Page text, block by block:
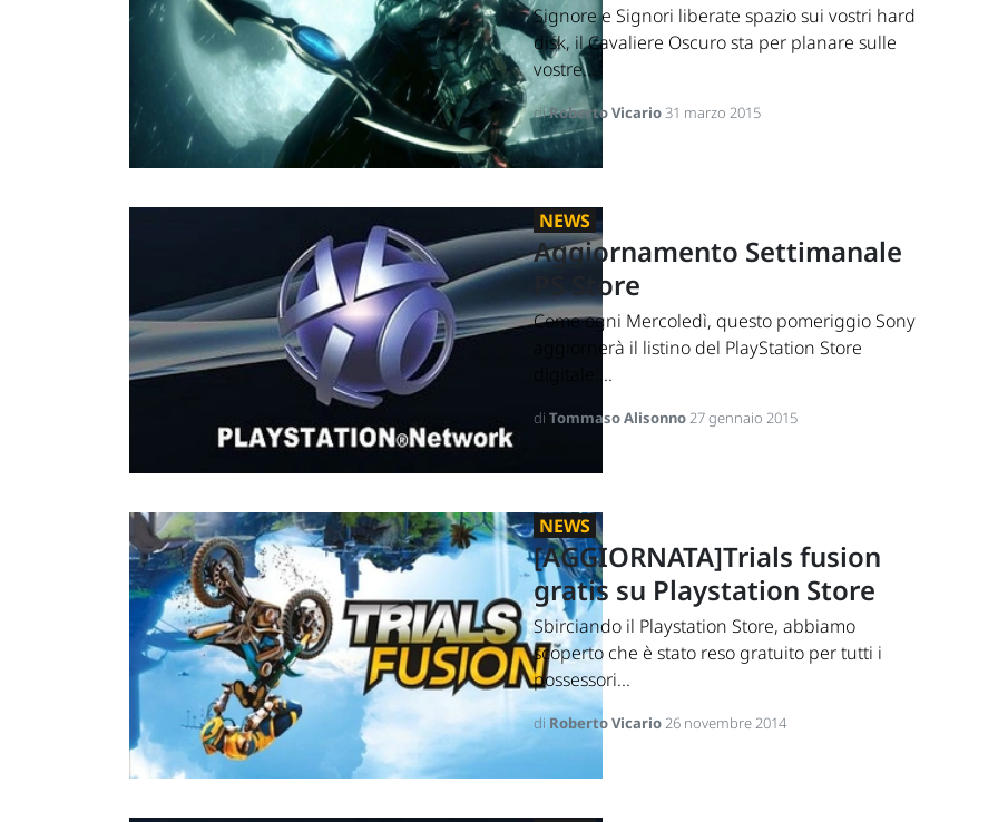
Signore e Signori liberate spazio sui vostri hard
disk, il Cavaliere Oscuro sta per planare sulle
vostre...
diRoberto Vicario31 marzo 2015
NEWS
Aggiornamento Settimanale
PS Store
Come ogni Mercoledì, questo pomeriggio Sony
aggiornerà il listino del PlayStation Store
digitale:...
di Tommaso Alisonno27 gennaio 2015
NEWS
[AGGIORNATA]Trials fusion
gratis su Playstation Store
Sbirciando il Playstation Store, abbiamo
scoperto che è stato reso gratuito per tutti i
possessori...
diRoberto Vicario26 novembre 2014